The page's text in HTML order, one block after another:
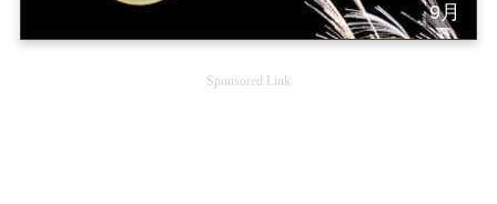
9月
Sponsored Link